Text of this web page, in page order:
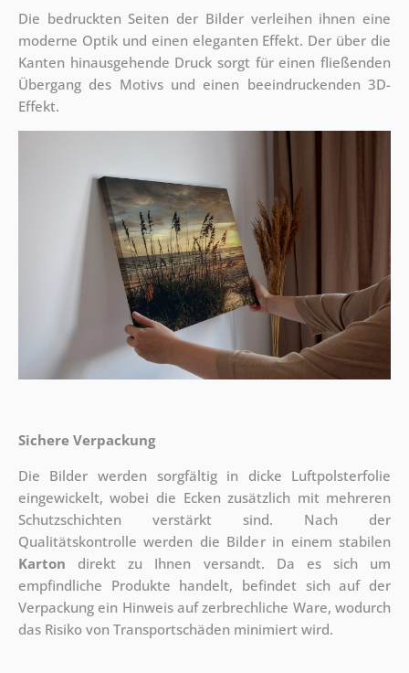
Die bedruckten Seiten der Bilder verleihen ihnen eine
moderne Optik und einen eleganten Effekt. Der über die
Kanten hinausgehende Druck sorgt für einen fließenden
Übergang des Motivs und einen beeindruckenden 3D-
Effekt.
Sichere Verpackung
Die Bilder werden sorgfältig in dicke Luftpolsterfolie
eingewickelt, wobei die Ecken zusätzlich mit mehreren
Schutzschichten verstärkt sind. Nach der
Qualitätskontrolle werden die Bilder in einem stabilen
Karton direkt zu Ihnen versandt. Da es sich um
empfindliche Produkte handelt, befindet sich auf der
Verpackung ein Hinweis auf zerbrechliche Ware, wodurch
das Risiko von Transportschäden minimiert wird.